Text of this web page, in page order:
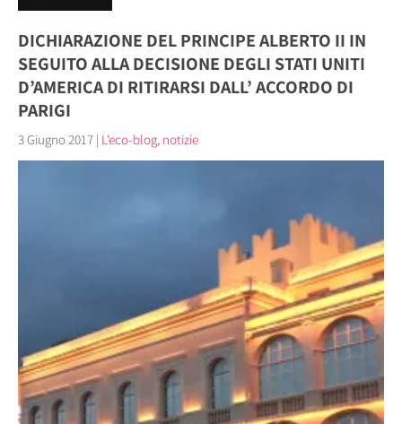
DICHIARAZIONE DEL PRINCIPE ALBERTO II IN
SEGUITO ALLA DECISIONE DEGLI STATI UNITI
D’AMERICA DI RITIRARSI DALL’ ACCORDO DI
PARIGI
3 Giugno 2017 | L'eco-blog, notizie